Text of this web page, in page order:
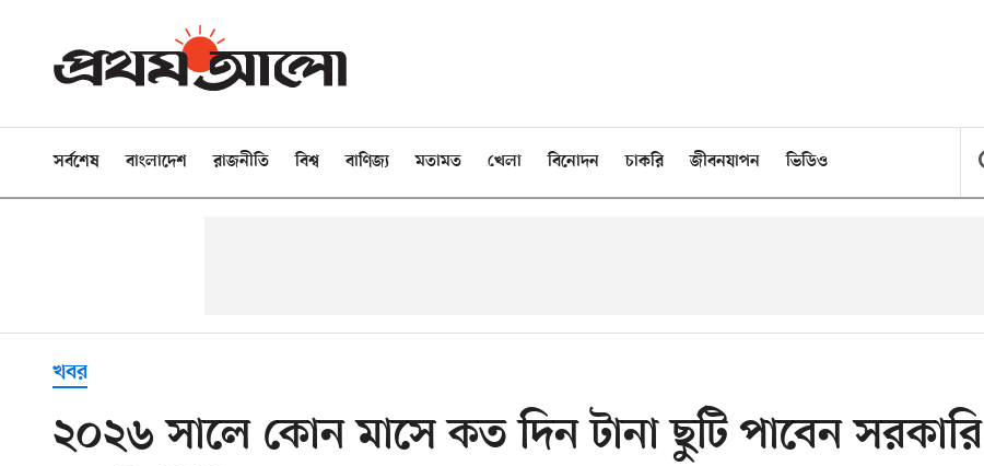
সর্বশেষ বাংলাদেশ রাজনীতি বিশ্ব বাণিজ্য মতামত খেলা বিনোদন চাকরি জীবনযাপন ভিডিও
খবর
২০২৬ সালে কোন মাসে কত দিন টানা ছুটি পাবেন সরকারি